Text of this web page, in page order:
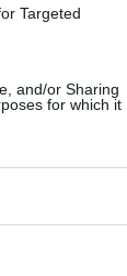
Targeted
and/or Sharing
for which it
pauz
ll
-
dobowy